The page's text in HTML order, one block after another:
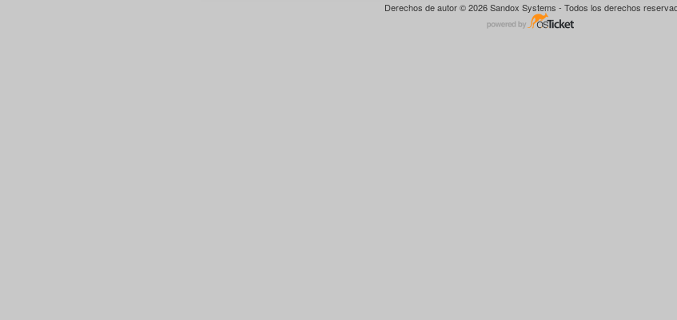
Derechos de autor © 2026 Sandox Systems - Todos los derechos